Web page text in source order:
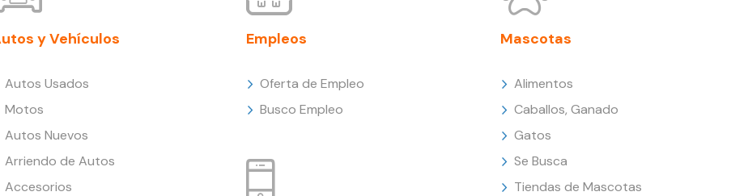
y Vehículos
Autos Usados
Motos
Autos Nuevos
Arriendo de Autos
Accesorios
Empleos
Oferta de Empleo
Busco Empleo
Mascotas
Alimentos
Caballos, Ganado
Gatos
Se Busca
Tiendas de Mascotas